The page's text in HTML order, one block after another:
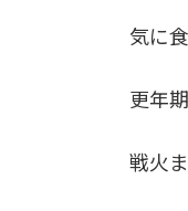
気に
更年
戦火